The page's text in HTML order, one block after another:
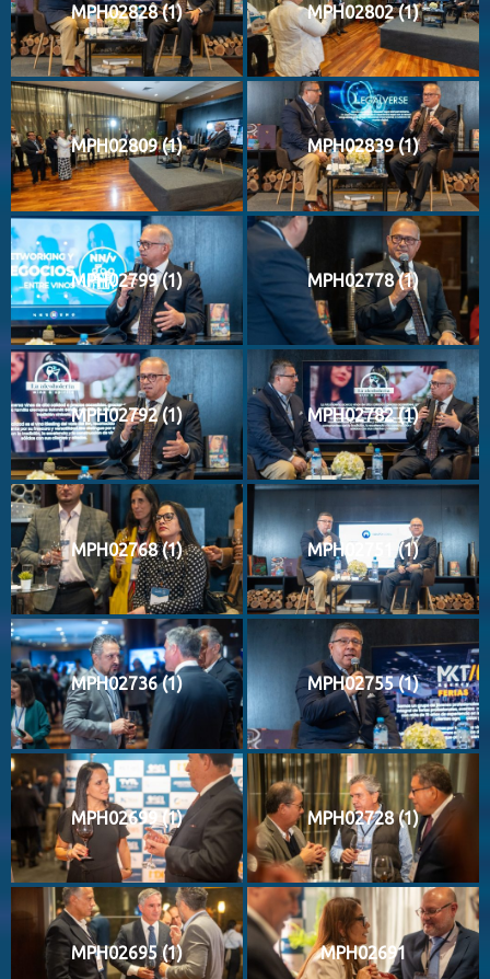
MPH02828 (1) MPH02802 (1)
MPH02809 (1) MPH02839 (1)
MPH02799 (1) MPH02778 (1)
MPH02792 (1) MPH02782 (1)
MPH02768 (1) MPH02751 (1)
MPH02736 (1) MPH02755 (1)
MPH02699 (1) MPH02728 (1)
MPH02695 (1) MPH02691